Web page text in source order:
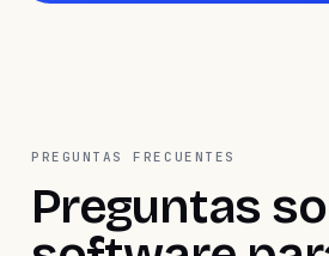
PREGUNTAS FRECUENTES
Preguntas